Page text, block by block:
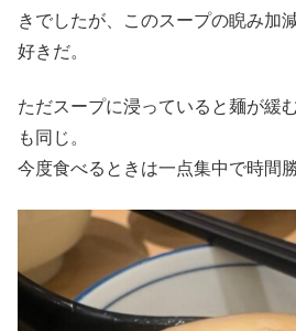
きでしたが、このスープの睨み加
好きだ。
ただスープに浸っていると麺が緩
も同じ。
今度食べるときは一点集中で時間